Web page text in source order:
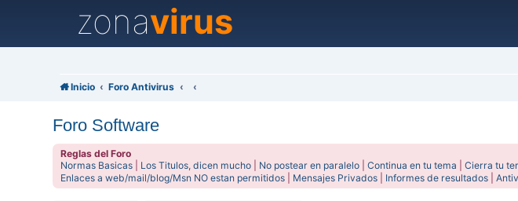
zonavirus
Inicio Foro Antivirus
Foro Software
Reglas del Foro
Normas Basicas
Los Titulos, dicen mucho No postear en paralelo |Continua en tu tema |Cierra tu
Enlaces a web/mail/blog/Msn NO estan permitidos
Mensajes Privados Informes de resultados |